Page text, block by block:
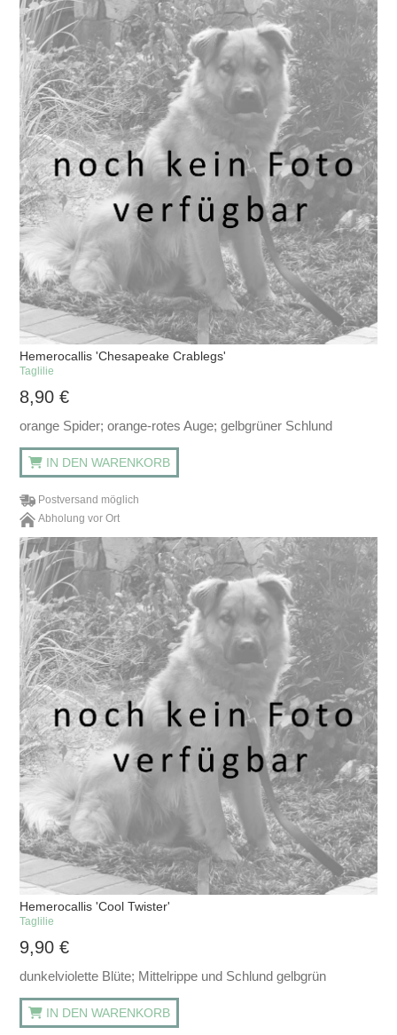
Hemerocallis 'Chesapeake Crablegs'
Taglilie
8,90€
orange Spider; orange-rotes Auge; gelbgrüner Schlund
IN DEN WARENKORB
Postversand möglich
Abholung vor Ort
Hemerocallis 'Cool Twister'
Taglilie
9,90€
dunkelviolette Blüte; Mittelrippe und Schlund gelbgrün
IN DEN WARENKORB